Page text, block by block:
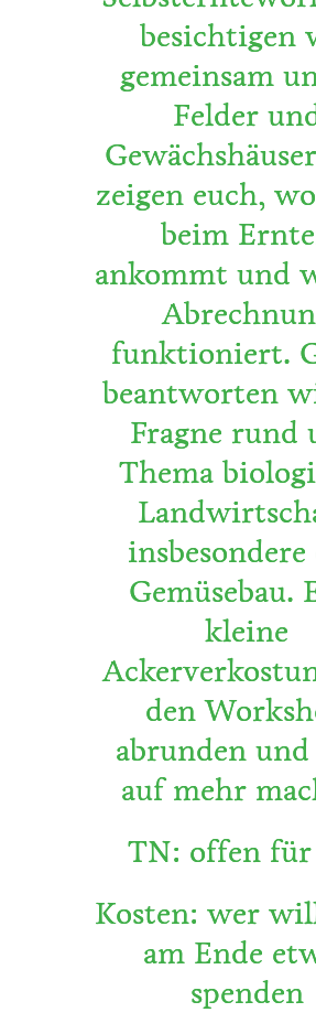
besichtigen
gemeinsam
Felder
zeigen euch,
beim
ankommt und
funktioniert.
beantworten
Fragne rund
Thema
insbesondere
Gemüsebau.
kleine
den
abrunden
auf mehr
TN: offen für
Kosten: wer
am Ende
spenden